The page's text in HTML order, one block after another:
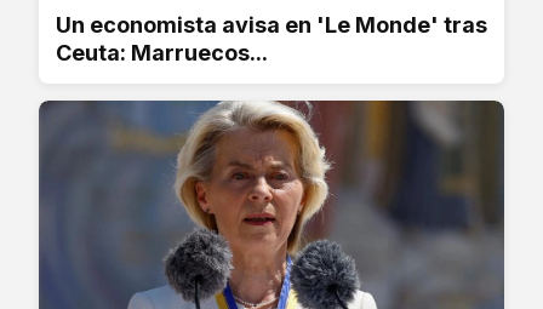
Un economista avisa en 'Le Monde' tras
Ceuta: Marruecos...